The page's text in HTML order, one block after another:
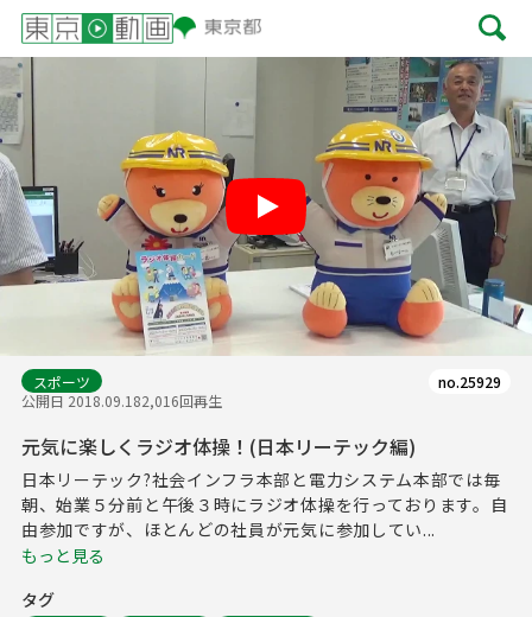
Play
スポーツ
公開日 2018.09.182,016回再生
no.25929
元気に楽しくラジオ体操！(日本リーテック編)
日本リーテック?社会インフラ本部と電力システム本部では毎
朝、始業５分前と午後３時にラジオ体操を行っております。自
由参加ですが、ほとんどの社員が元気に参加してい...
もっと見る
タグ